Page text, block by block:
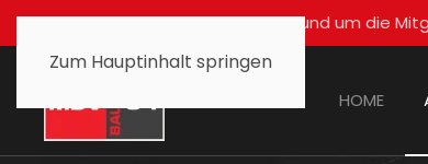
Zum Hauptinhalt springen
Für alle Fragen rund um die
HOME